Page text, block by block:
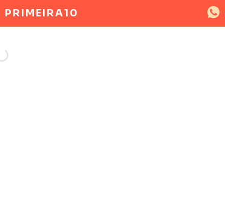
PRIMEIRA10